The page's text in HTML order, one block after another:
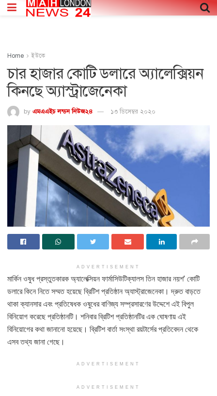
Home ইউকে
চার হাজার কোটি ডলারে অ্যালেক্সিয়ন
কিনছে অ্যাস্ট্রাজেনেকা
by এমএএইচ লন্ডন নিউজ২৪ ১৩ ডিসেম্বর ২০২০
ADVERTISEMENT
মার্কিন ওষুধ প্রস্তুতকারক অ্যালেক্সিয়ন ফার্মাসিউটিক্যালস তিন হাজার নয়শ’ কোটি
ডলারে কিনে নিতে সম্মত হয়েছে ব্রিটিশ প্রতিষ্ঠান অ্যাস্ট্রাজেনেকা। দ্রুত বাড়তে
থাকা ক্যানসার এবং প্রতিষেধক ওষুধের বাণিজ্য সম্প্রসারণের উদ্দেশে এই বিপুল
বিনিয়োগ করেছে প্রতিষ্ঠানটি। শনিবার ব্রিটিশ প্রতিষ্ঠানটির এক ঘোষণায় এই
বিনিয়োগের কথা জানানো হয়েছে। ব্রিটিশ বার্তা সংস্থা রয়টার্সের প্রতিবেদন থেকে
এসব তথ্য জানা গেছে।
ADVERTISEMENT
ADVERTISEMENT